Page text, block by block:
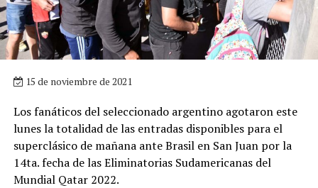
15 de noviembre de 2021
Los fanáticos del seleccionado argentino agotaron este
lunes la totalidad de las entradas disponibles para el
superclásico de mañana ante Brasil en San Juan por la
14ta. fecha de las Eliminatorias Sudamericanas del
Mundial Qatar 2022.